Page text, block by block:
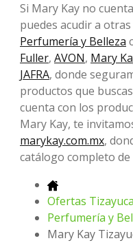
Si Mary Kay no
puedes acudir a
Perfumería y Belleza
Fuller, AVON, Mary
JAFRA, donde
productos que
cuenta con los
Mary Kay, te
marykay.com.mx,
catálogo completo de
Ofertas Tizayuca
Perfumería y
Mary Kay